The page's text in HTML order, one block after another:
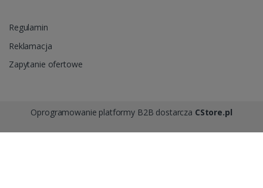
Regulamin
Reklamacja
Zapytanie ofertowe
Oprogramowanie platformy B2B dostarcza CStore.pl